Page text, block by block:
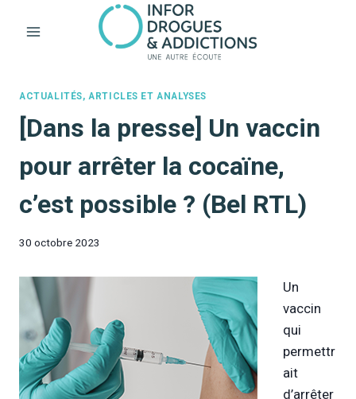
ACTUALITÉS, ARTICLES ET ANALYSES
[Dans la presse] Un vaccin
pour arrêter la cocaïne,
c’est possible ? (Bel RTL)
30 octobre 2023
Un
vaccin
qui
permettr
ait
d’arrêter